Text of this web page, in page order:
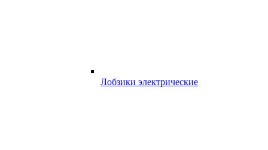
Лобзики электрические